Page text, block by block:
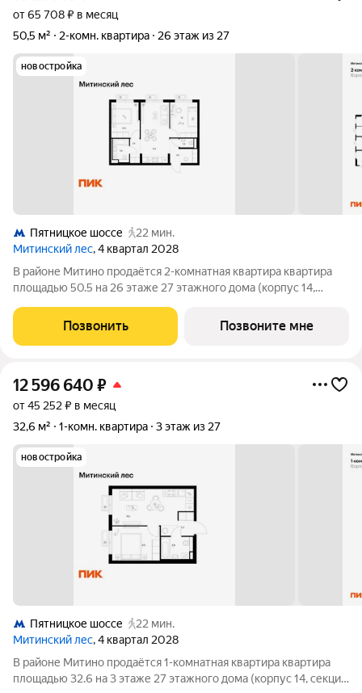
от 65 708 ₽ в месяц
50,5 м²
2-комн. квартира 26 этаж из 27
новостройка
Пятницкое шоссе
22 мин.
Митинский лес, 4 квартал 2028
В районе Митино продаётся 2-комнатная квартира квартира
площадью 50.5 на 26 этаже 27 этажного дома (корпус 14,
расположение 20 минут пешком до станции метро
«Пятницкое шоссе». 8 минут на автомобиле до
Позвонить Позвоните мне
12 596 640 ₽
от 45 252 ₽ в месяц
32,6 м²
1-комн. квартира 3 этаж из 27
новостройка
Пятницкое шоссе
22 мин.
Митинский лес, 4 квартал 2028
В районе Митино продаётся 1-комнатная квартира квартира
площадью 32.6 на 3 этаже 27 этажного дома (корпус 14, секция